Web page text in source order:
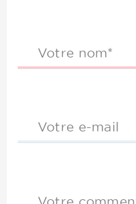
Votre nom*
Votre e-mail